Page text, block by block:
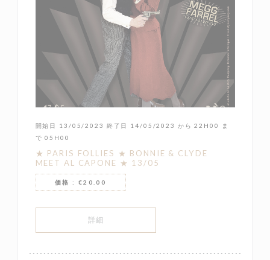
開始日 13/05/2023 終了日 14/05/2023 から 22H00 ま
で 05H00
★ PARIS FOLLIES ★ BONNIE & CLYDE
MEET AL CAPONE ★ 13/05
価格 : €20.00
詳細